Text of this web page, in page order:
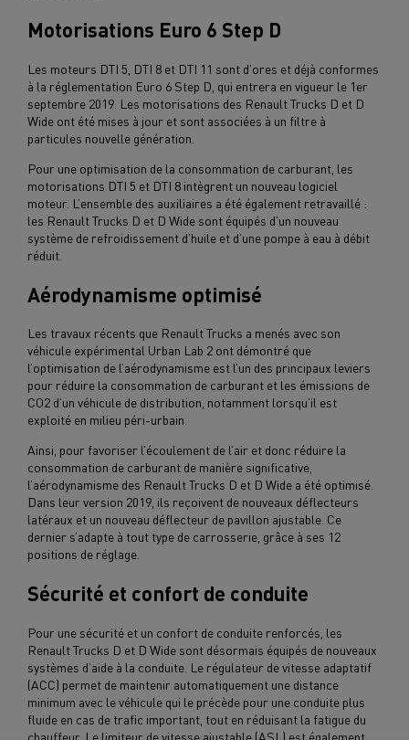
Motorisations Euro 6 Step D
Les moteurs DTI 5, DTI 8 et DTI 11 sont d’ores et déjà conformes
à la réglementation Euro 6 Step D, qui entrera en vigueur le 1er
septembre 2019. Les motorisations des Renault Trucks D et D
Wide ont été mises à jour et sont associées à un filtre à
particules nouvelle génération.
Pour une optimisation de la consommation de carburant, les
motorisations DTI 5 et DTI 8 intègrent un nouveau logiciel
moteur. L’ensemble des auxiliaires a été également retravaillé :
les Renault Trucks D et D Wide sont équipés d’un nouveau
système de refroidissement d’huile et d’une pompe à eau à débit
réduit.
Aérodynamisme optimisé
Les travaux récents que Renault Trucks a menés avec son
véhicule expérimental Urban Lab 2 ont démontré que
l’optimisation de l’aérodynamisme est l’un des principaux leviers
pour réduire la consommation de carburant et les émissions de
CO2 d’un véhicule de distribution, notamment lorsqu'il est
exploité en milieu péri-urbain.
Ainsi, pour favoriser l’écoulement de l’air et donc réduire la
consommation de carburant de manière significative,
l’aérodynamisme des Renault Trucks D et D Wide a été optimisé.
Dans leur version 2019, ils reçoivent de nouveaux déflecteurs
latéraux et un nouveau déflecteur de pavillon ajustable. Ce
dernier s’adapte à tout type de carrosserie, grâce à ses 12
positions de réglage.
Sécurité et confort de conduite
Pour une sécurité et un confort de conduite renforcés, les
Renault Trucks D et D Wide sont désormais équipés de nouveaux
systèmes d’aide à la conduite. Le régulateur de vitesse adaptatif
(ACC) permet de maintenir automatiquement une distance
minimum avec le véhicule qui le précède pour une conduite plus
fluide en cas de trafic important, tout en réduisant la fatigue du
chauffeur. Le limiteur de vitesse ajustable (ASL) est également